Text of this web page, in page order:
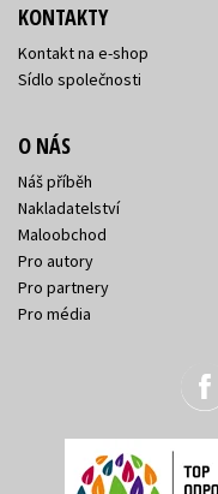
KONTAKTY
Kontakt na e-shop
Sídlo společnosti
O NÁS
Náš příběh
Nakladatelství
Maloobchod
Pro autory
Pro partnery
Pro média